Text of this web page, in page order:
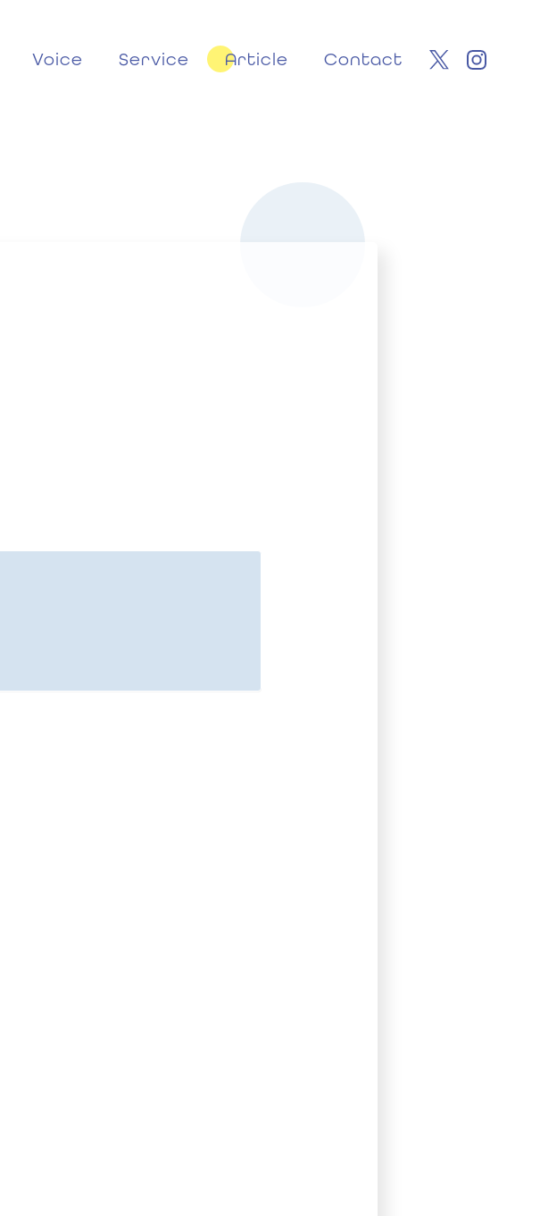
Voice Service Article Contact